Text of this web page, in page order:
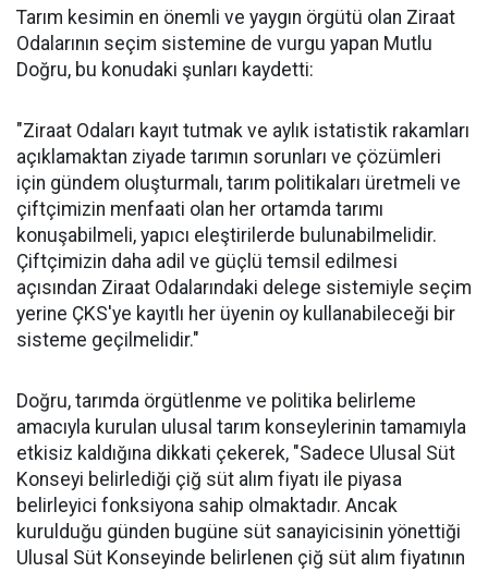
Tarım kesimin en önemli ve yaygın örgütü olan Ziraat
Odalarının seçim sistemine de vurgu yapan Mutlu
Doğru, bu konudaki şunları kaydetti:
"Ziraat Odaları kayıt tutmak ve aylık istatistik rakamları
açıklamaktan ziyade tarımın sorunları ve çözümleri
için gündem oluşturmalı, tarım politikaları üretmeli ve
çiftçimizin menfaati olan her ortamda tarımı
konuşabilmeli, yapıcı eleştirilerde bulunabilmelidir.
Çiftçimizin daha adil ve güçlü temsil edilmesi
açısından Ziraat Odalarındaki delege sistemiyle seçim
yerine ÇKS'ye kayıtlı her üyenin oy kullanabileceği bir
sisteme geçilmelidir."
Doğru, tarımda örgütlenme ve politika belirleme
amacıyla kurulan ulusal tarım konseylerinin tamamıyla
etkisiz kaldığına dikkati çekerek, "Sadece Ulusal Süt
Konseyi belirlediği çiğ süt alım fiyatı ile piyasa
belirleyici fonksiyona sahip olmaktadır. Ancak
kurulduğu günden bugüne süt sanayicisinin yönettiği
Ulusal Süt Konseyinde belirlenen çiğ süt alım fiyatının